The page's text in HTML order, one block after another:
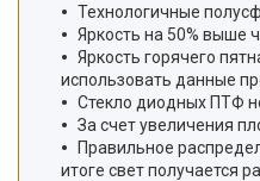
Технологичные
Яркость на 50% выше
Яркость горячего
использовать данные
Стекло диодных ПТФ
За счет увеличения
Правильное
итоге свет получается